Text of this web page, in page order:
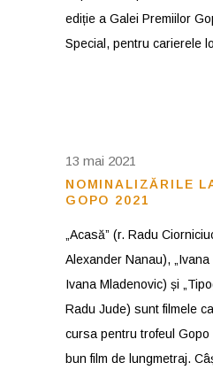
ediție a Galei Premiilor
Special, pentru carierele
13 mai 2021
NOMINALIZĂRILE
GOPO 2021
„Acasă” (r. Radu
Alexander Nanau),
Ivana Mladenovic) și
Radu Jude) sunt filmele
cursa pentru trofeul Gopo
bun film de lungmetraj.